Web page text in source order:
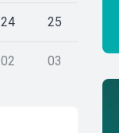
24 25
02 03